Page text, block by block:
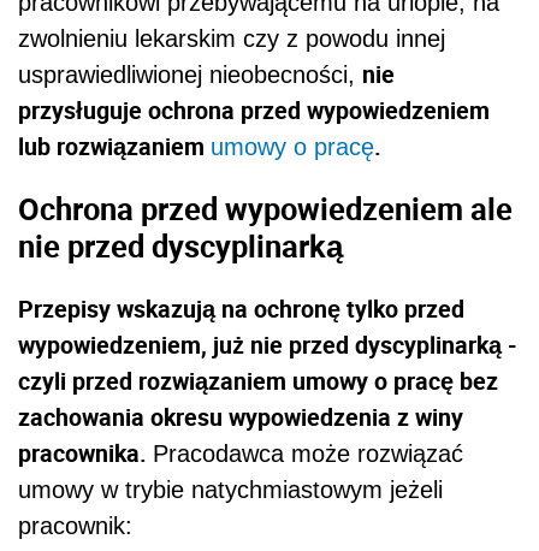
zwolnieniu lekarskim czy z powodu innej
usprawiedliwionej nieobecności, nie
przysługuje ochrona przed wypowiedzeniem
lub rozwiązaniem umowy o pracę.
Ochrona przed wypowiedzeniem ale
nie przed dyscyplinarką
Przepisy wskazują na ochronę tylko przed
wypowiedzeniem, już nie przed dyscyplinarką -
czyli przed rozwiązaniem umowy o pracę bez
zachowania okresu wypowiedzenia z winy
pracownika. Pracodawca może rozwiązać
umowy w trybie natychmiastowym jeżeli
pracownik: